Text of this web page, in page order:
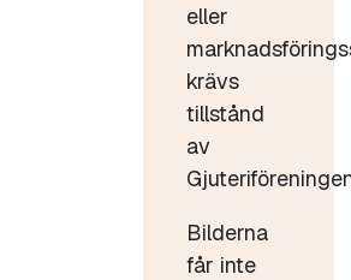
eller
krävs
tillstånd
av
Bilderna
får inte